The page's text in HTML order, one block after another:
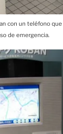
con un teléfono que
de emergencia.